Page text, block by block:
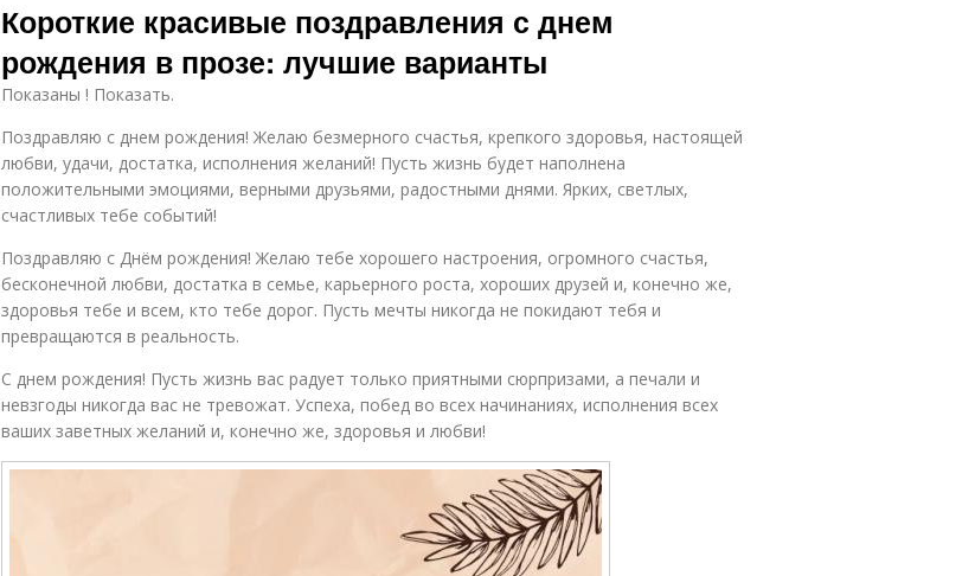
Короткие красивые поздравления с днем
рождения в прозе: лучшие варианты
Показаны ! Показать.
Поздравляю с днем рождения! Желаю безмерного счастья, крепкого здоровья, настоящей
любви, удачи, достатка, исполнения желаний! Пусть жизнь будет наполнена
положительными эмоциями, верными друзьями, радостными днями. Ярких, светлых,
счастливых тебе событий!
Поздравляю с Днём рождения! Желаю тебе хорошего настроения, огромного счастья,
бесконечной любви, достатка в семье, карьерного роста, хороших друзей и, конечно же,
здоровья тебе и всем, кто тебе дорог. Пусть мечты никогда не покидают тебя и
превращаются в реальность.
С днем рождения! Пусть жизнь вас радует только приятными сюрпризами, а печали и
невзгоды никогда вас не тревожат. Успеха, побед во всех начинаниях, исполнения всех
ваших заветных желаний и, конечно же, здоровья и любви!